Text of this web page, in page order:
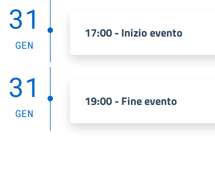
31
GEN
17:00 - Inizio evento
31
GEN
19:00 - Fine evento